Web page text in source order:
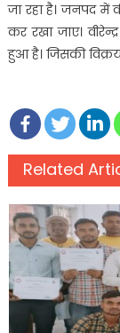
जा रहा है। जनपद
कर रखा जाए।
हुआ है। जिसकी
Related